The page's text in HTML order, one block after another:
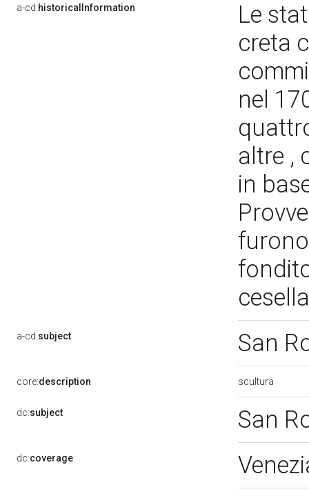
a-cd:historicalInformation
Le
creta
nel
altre ,
in
a-cd:subject San
core:description scultura
dc:subject San
dc:coverage